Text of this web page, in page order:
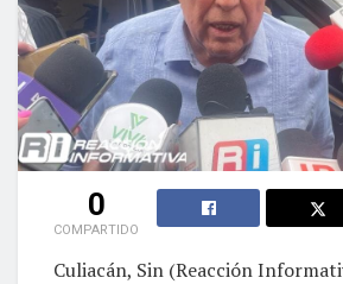
0
COMPARTIDO
Culiacán, Sin (Reacción